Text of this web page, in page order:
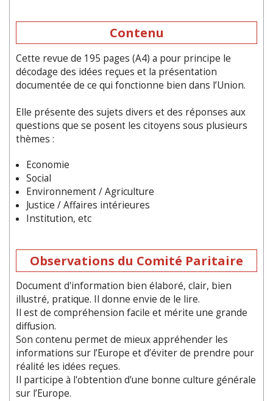
Contenu
Cette revue de 195 pages (A4) a pour principe le
décodage des idées reçues et la présentation
documentée de ce qui fonctionne bien dans l’Union.
Elle présente des sujets divers et des réponses aux
questions que se posent les citoyens sous plusieurs
thèmes :
Economie
Social
Environnement / Agriculture
Justice / Affaires intérieures
Institution, etc
Observations du Comité Paritaire
Document d'information bien élaboré, clair, bien
illustré, pratique. Il donne envie de le lire.
Il est de compréhension facile et mérite une grande
diffusion.
Son contenu permet de mieux appréhender les
informations sur l’Europe et d’éviter de prendre pour
réalité les idées reçues.
Il participe à l'obtention d'une bonne culture générale
sur l’Europe.